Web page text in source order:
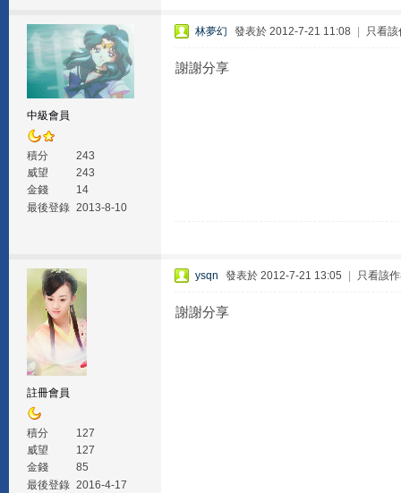
中級會員
積分
243
威望
243
金錢
14
最後登錄 2013-8-10
林夢幻 發表於 2012-7-21 11:08 只看該
謝謝分享
註冊會員
積分
127
威望
127
金錢
85
最後登錄 2016-4-17
ysqn 發表於 2012-7-21 13:05 只看該
謝謝分享